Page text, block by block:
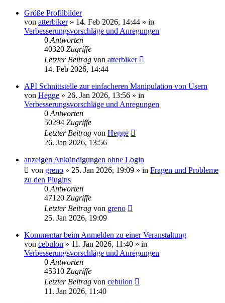
Größe Profilbilder
von atterbiker» 14. Feb 2026, 14:44 » in
Verbesserungsvorschläge und Anregungen
0 Antworten
40320 Zugriffe
Letzter Beitrag von atterbiker
14. Feb 2026, 14:44
API Schnittstelle zur einfacheren Manipulation von Usern
von Hegge » 26. Jan 2026, 13:56 » in
Verbesserungsvorschläge und Anregungen
0 Antworten
50294 Zugriffe
Letzter Beitrag von Hegge
26. Jan 2026, 13:56
anzeigen Ankündigungen ohne Login
von greno » 25. Jan 2026, 19:09 » in Fragen und Probleme
zu den Plugins
0 Antworten
47120 Zugriffe
Letzter Beitrag von greno
25. Jan 2026, 19:09
Kommentar beim Anmelden zu einer Veranstaltung
von cebulon » 11. Jan 2026, 11:40 » in
Verbesserungsvorschläge und Anregungen
0 Antworten
45310 Zugriffe
Letzter Beitrag von cebulon
11. Jan 2026, 11:40